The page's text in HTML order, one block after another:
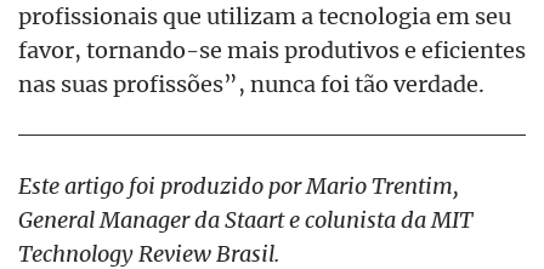
profissionais que utilizam a tecnologia em seu
favor, tornando-se mais produtivos e eficientes
nas suas profissões”, nunca foi tão verdade.
Este artigo foi produzido por Mario Trentim,
General Manager da Staart e colunista da MIT
Technology Review Brasil.